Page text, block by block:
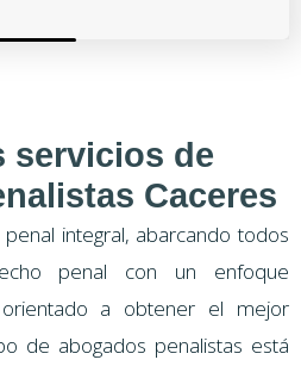
servicios de
Caceres
integral, abarcando todos
penal con un enfoque
a obtener el mejor
de abogados penalistas está